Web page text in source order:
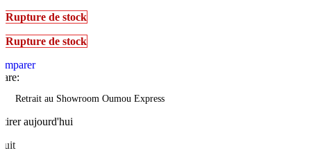
Rupture de stock
Rupture de stock
Retrait au Showroom Oumou Express
aujourd'hui